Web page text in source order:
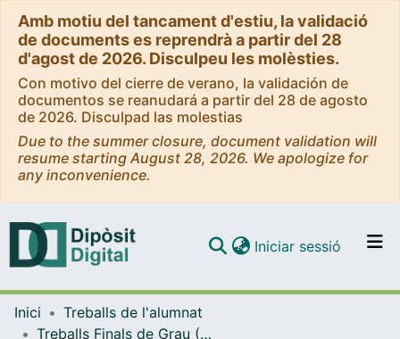
Amb motiu del tancament d'estiu, la validació
de documents es reprendrà a partir del 28
d'agost de 2026. Disculpeu les molèsties.
Con motivo del cierre de verano, la validación de
documentos se reanudará a partir del 28 de agosto
de 2026. Disculpad las molestias
Due to the summer closure, document validation will
resume starting August 28, 2026. We apologize for
any inconvenience.
Navega per tot el DD
Iniciar sessió (current)
Inici
Treballs de l'alumnat
Treballs Finals de Grau (TFG) - Belles Arts